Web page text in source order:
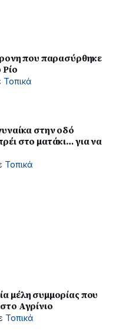
που παρασύρθηκε
Τοπικά
στην οδό
στο ματάκι… για να
Τοπικά
μέλη συμμορίας που
Αγρίνιο
Τοπικά